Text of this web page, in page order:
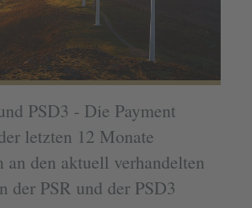
PSD3 - Die Payment
letzten 12 Monate
an den aktuell verhandelten
der PSR und der PSD3